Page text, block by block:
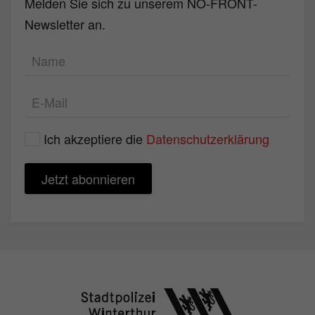
Newsletter an.
Ich akzeptiere die Datenschutzerklärung